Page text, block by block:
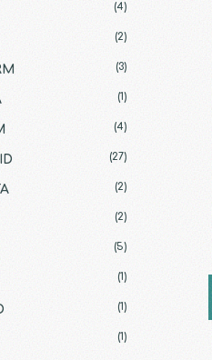
(4)
(2)
(3)
(1)
(4)
(27)
(2)
(2)
(5)
(1)
(1)
(1)